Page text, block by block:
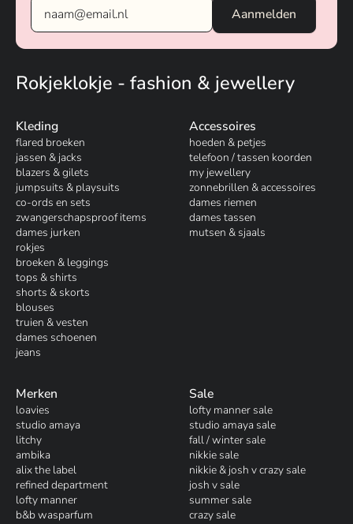
Rokjeklokje - fashion & jewellery
Kleding
flared broeken
jassen & jacks
blazers & gilets
jumpsuits & playsuits
co-ords en sets
zwangerschapsproof items
dames jurken
rokjes
broeken & leggings
tops & shirts
shorts & skorts
blouses
truien & vesten
dames schoenen
jeans
Accessoires
hoeden & petjes
telefoon / tassen koorden
my jewellery
zonnebrillen & accessoires
dames riemen
dames tassen
mutsen & sjaals
Merken
loavies
studio amaya
litchy
ambika
alix the label
refined department
lofty manner
b&b wasparfum
Sale
lofty manner sale
studio amaya sale
fall / winter sale
nikkie sale
nikkie & josh v crazy sale
josh v sale
summer sale
crazy sale